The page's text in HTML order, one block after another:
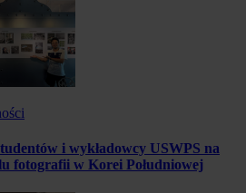
i wykładowcy USWPS na
fotografii w Korei Południowej